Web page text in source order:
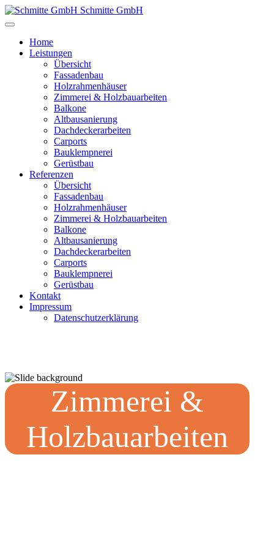
Schmitte GmbH
Home
Leistungen
Übersicht
Fassadenbau
Holzrahmenhäuser
Zimmerei & Holzbauarbeiten
Balkone
Altbausanierung
Dachdeckerarbeiten
Carports
Bauklempnerei
Gerüstbau
Referenzen
Übersicht
Fassadenbau
Holzrahmenhäuser
Zimmerei & Holzbauarbeiten
Balkone
Altbausanierung
Dachdeckerarbeiten
Carports
Bauklempnerei
Gerüstbau
Kontakt
Impressum
Datenschutzerklärung
Zimmerei &
Holzbauarbeiten